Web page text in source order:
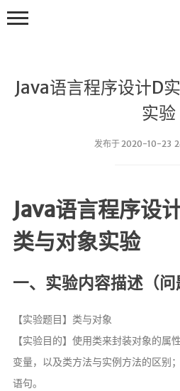
Java语言程序设计
实验
发布于 2020-10-23
Java语言程序
类与对象实验
一、实验内容描述（问
【实验题目】类与对象
【实验目的】使用类来封装对象的属
变量，以及类方法与实例方法的区
语句。
C++学习
Java学习
OS
汇编学习